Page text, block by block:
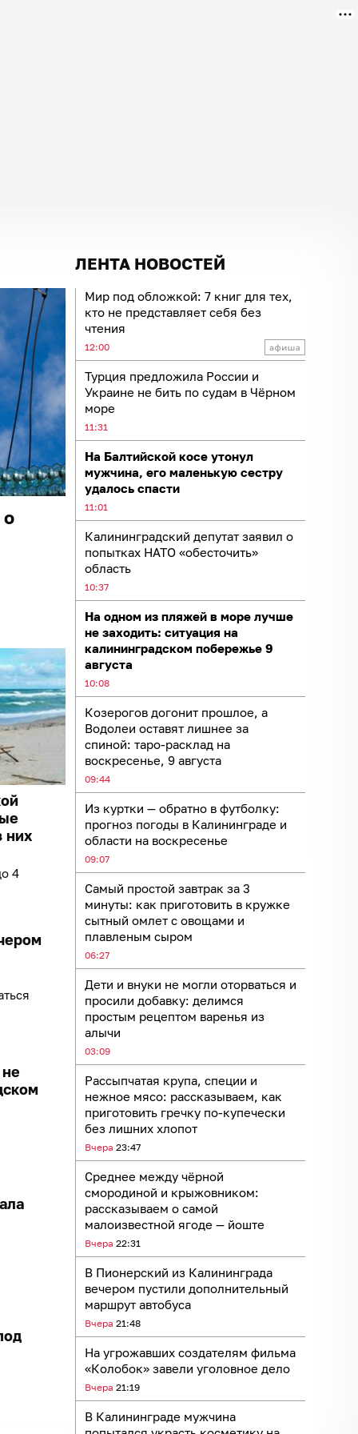
ЛЕНТА НОВОСТЕЙ
Мир под обложкой: 7 книг для тех,
кто не представляет себя без
чтения
12:00
Турция предложила России и
Украине не бить по судам в Чёрном
море
11:31
На Балтийской косе утонул
мужчина, его маленькую сестру
удалось спасти
11:01
Калининградский депутат заявил о
попытках НАТО «обесточить»
область
10:37
На одном из пляжей в море лучше
не заходить: ситуация на
калининградском побережье 9
августа
10:08
Козерогов догонит прошлое, а
Водолеи оставят лишнее за
спиной: таро-расклад на
воскресенье, 9 августа
09:44
Из куртки — обратно в футболку:
прогноз погоды в Калининграде и
области на воскресенье
09:07
Самый простой завтрак за 3
минуты: как приготовить в кружке
сытный омлет с овощами и
плавленым сыром
06:27
Дети и внуки не могли оторваться и
просили добавку: делимся
простым рецептом варенья из
алычи
03:09
Рассыпчатая крупа, специи и
нежное мясо: рассказываем, как
приготовить гречку по-купечески
без лишних хлопот
Вчера 23:47
Среднее между чёрной
смородиной и крыжовником:
рассказываем о самой
малоизвестной ягоде — йоште
Вчера 22:31
В Пионерский из Калининграда
вечером пустили дополнительный
маршрут автобуса
Вчера 21:48
На угрожавших создателям фильма
«Колобок» завели уголовное дело
Вчера 21:19
В Калининграде мужчина
о
них
4